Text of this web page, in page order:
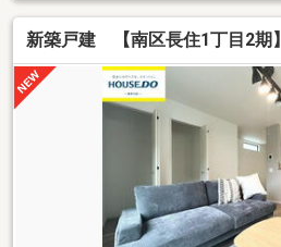
新築戸建 【南区長住1丁目2期】